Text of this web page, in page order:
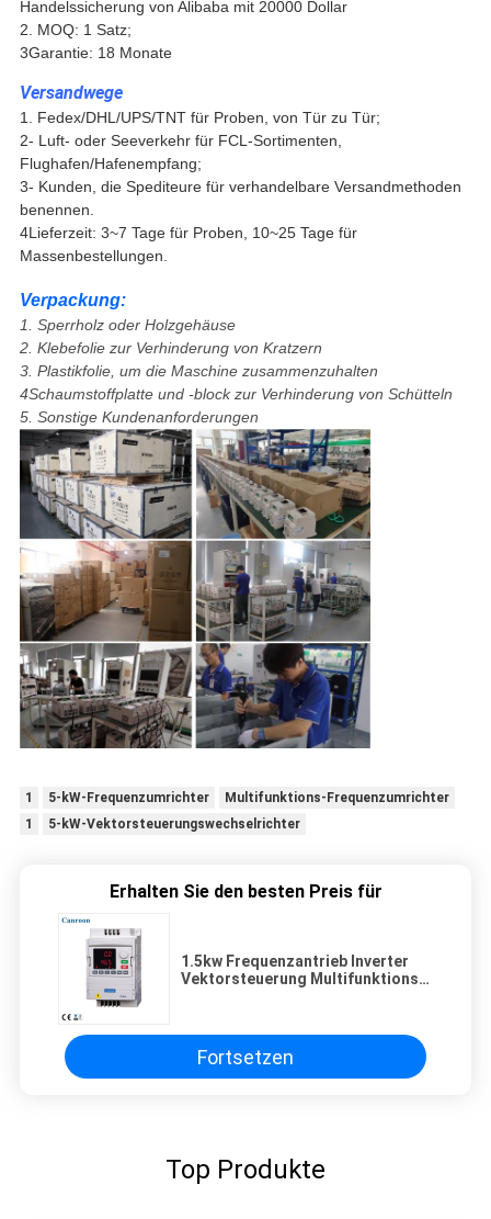
Handelssicherung von Alibaba mit 20000 Dollar
2. MOQ: 1 Satz;
3Garantie: 18 Monate
Versandwege
1. Fedex/DHL/UPS/TNT für Proben, von Tür zu Tür;
2- Luft- oder Seeverkehr für FCL-Sortimenten,
Flughafen/Hafenempfang;
3- Kunden, die Spediteure für verhandelbare Versandmethoden
benennen.
4Lieferzeit: 3~7 Tage für Proben, 10~25 Tage für
Massenbestellungen.
Verpackung:
1. Sperrholz oder Holzgehäuse
2. Klebefolie zur Verhinderung von Kratzern
3. Plastikfolie, um die Maschine zusammenzuhalten
4Schaumstoffplatte und -block zur Verhinderung von Schütteln
5. Sonstige Kundenanforderungen
1 5-kW-Frequenzumrichter
Multifunktions-Frequenzumrichter
1
5-kW-Vektorsteuerungswechselrichter
Erhalten Sie den besten Preis für
1.5kw Frequenzantrieb Inverter
Vektorsteuerung Multifunktions
Fortsetzen
Top Produkte